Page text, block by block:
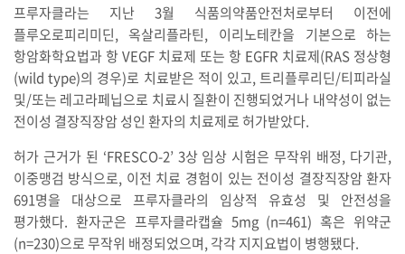
프루자클라는 지난 3월 식품의약품안전처로부터 이전에
플루오로피리미딘, 옥살리플라틴, 이리노테칸을 기본으로 하는
항암화학요법과 항 VEGF 치료제 또는 항 EGFR 치료제(RAS 정상형
(wild type)의 경우)로 치료받은 적이 있고, 트리플루리딘/티피라실
및/또는 레고라페닙으로 치료시 질환이 진행되었거나 내약성이 없는
전이성 결장직장암 성인 환자의 치료제로 허가받았다.
허가 근거가 된 ‘FRESCO-2’ 3상 임상 시험은 무작위 배정, 다기관,
이중맹검 방식으로, 이전 치료 경험이 있는 전이성 결장직장암 환자
691명을 대상으로 프루자클라의 임상적 유효성 및 안전성을
평가했다. 환자군은 프루자클라캡슐 5mg (n=461) 혹은 위약군
(n=230)으로 무작위 배정되었으며, 각각 지지요법이 병행됐다.